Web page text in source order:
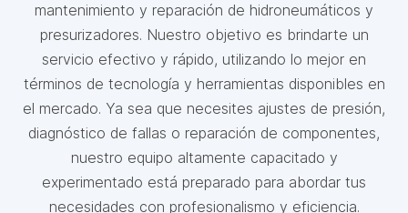
mantenimiento y reparación de hidroneumáticos y
presurizadores. Nuestro objetivo es brindarte un
servicio efectivo y rápido, utilizando lo mejor en
términos de tecnología y herramientas disponibles en
el mercado. Ya sea que necesites ajustes de presión,
diagnóstico de fallas o reparación de componentes,
nuestro equipo altamente capacitado y
experimentado está preparado para abordar tus
necesidades con profesionalismo y eficiencia.